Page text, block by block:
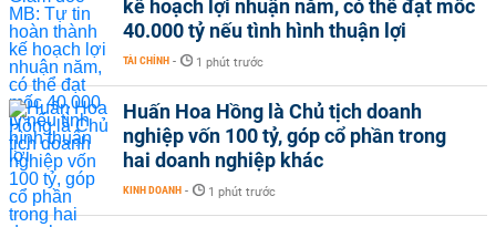
kế hoạch lợi nhuận năm, có thể đạt mốc
40.000 tỷ nếu tình hình thuận lợi
TÀI CHÍNH - 1 phút trước
Huấn Hoa Hồng là Chủ tịch doanh
nghiệp vốn 100 tỷ, góp cổ phần trong
hai doanh nghiệp khác
KINH DOANH - 1 phút trước